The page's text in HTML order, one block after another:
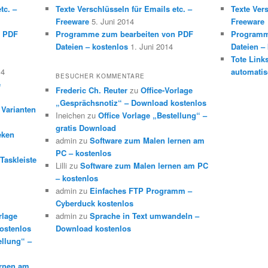
–
–
Texte Verschlüsseln für Emails etc. –
Freeware 5. Juni 2014
Programme zum bearbeiten von PDF
Dateien – kostenlos 1. Juni 2014
BESUCHER KOMMENTARE
Frederic Ch. Reuterzu Office-Vorlage
„Gesprächsnotiz“ – Download kostenlos
Ineichenzu Office Vorlage „Bestellung“ –
gratis Download
adminzu Software zum Malen lernen am
PC – kostenlos
Lilli zu Software zum Malen lernen am PC
– kostenlos
adminzu Einfaches FTP Programm –
Cyberduck kostenlos
adminzu Sprache in Text umwandeln –
Download kostenlos
Texte
Freeware
Dateien
Tote